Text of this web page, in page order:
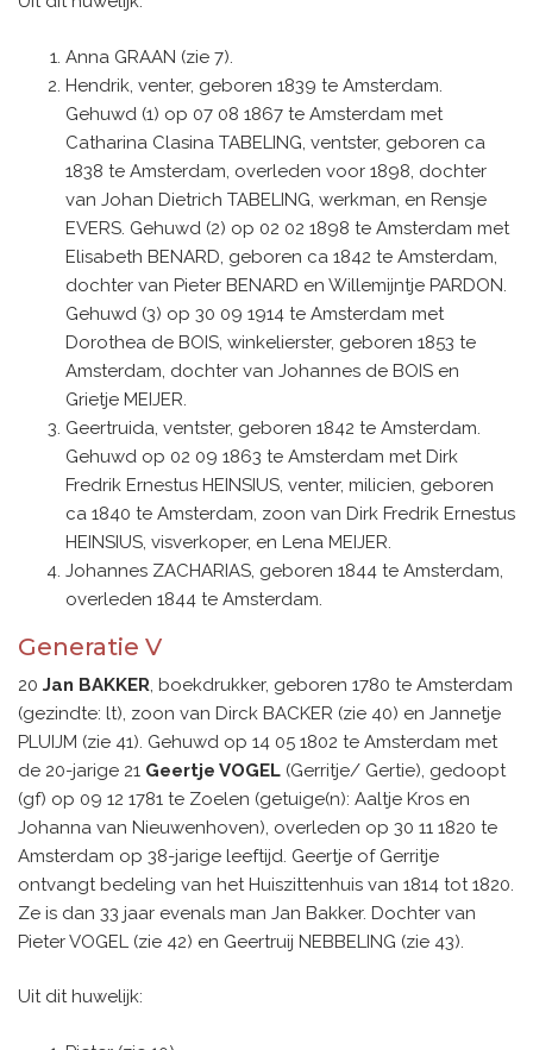
Anna GRAAN (zie 7).
Hendrik, venter, geboren 1839 te Amsterdam.
Gehuwd (1) op 07 08 1867 te Amsterdam met
Catharina Clasina TABELING, ventster, geboren ca
1838 te Amsterdam, overleden voor 1898, dochter
van Johan Dietrich TABELING, werkman, en Rensje
EVERS. Gehuwd (2) op 02 02 1898 te Amsterdam met
Elisabeth BENARD, geboren ca 1842 te Amsterdam,
dochter van Pieter BENARD en Willemijntje PARDON.
Gehuwd (3) op 30 09 1914 te Amsterdam met
Dorothea de BOIS, winkelierster, geboren 1853 te
Amsterdam, dochter van Johannes de BOIS en
Grietje MEIJER.
Geertruida, ventster, geboren 1842 te Amsterdam.
Gehuwd op 02 09 1863 te Amsterdam met Dirk
Fredrik Ernestus HEINSIUS, venter, milicien, geboren
ca 1840 te Amsterdam, zoon van Dirk Fredrik Ernestus
HEINSIUS, visverkoper, en Lena MEIJER.
Johannes ZACHARIAS, geboren 1844 te Amsterdam,
overleden 1844 te Amsterdam.
Generatie V
20 Jan BAKKER , boekdrukker, geboren 1780 te Amsterdam
(gezindte: lt), zoon van Dirck BACKER (zie 40) en Jannetje
PLUIJM (zie 41). Gehuwd op 14 05 1802 te Amsterdam met
de 20-jarige 21 Geertje VOGEL (Gerritje/ Gertie), gedoopt
(gf) op 09 12 1781 te Zoelen (getuige(n): Aaltje Kros en
Johanna van Nieuwenhoven), overleden op 30 11 1820 te
Amsterdam op 38-jarige leeftijd. Geertje of Gerritje
ontvangt bedeling van het Huiszittenhuis van 1814 tot 1820.
Ze is dan 33 jaar evenals man Jan Bakker. Dochter van
Pieter VOGEL (zie 42) en Geertruij NEBBELING (zie 43).
Uit dit huwelijk: